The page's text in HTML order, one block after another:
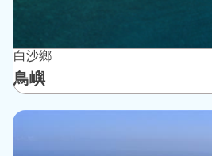
白沙鄉
鳥嶼